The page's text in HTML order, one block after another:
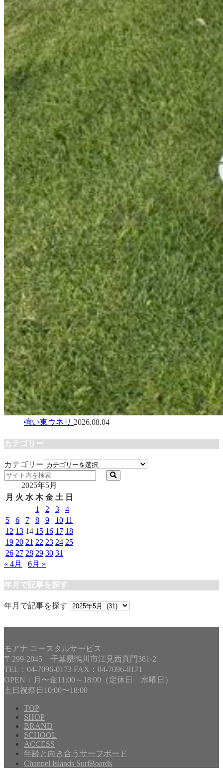
強い東ウネリ 2026.08.04
カテゴリー
カテゴリー
2025年5月
月 火 水 木 金 土 日
1
2 3
4
5
6 7 8 9 10 11
12 13 14 15 16 17 18
19 20 21 22 23 24 25
26 27 28 29 30 31
« 4月
6月 »
年月で記事を探す
年月で記事を探す
モアナ コースタルサービス
〒299-2845 千葉県鴨川市江見西真門381-2
TEL：04-7096-0173 FAX：04-7096-0171
OPEN：月〜金11:00～18:00（定休日 水曜日）
土日祝祭日10:00〜18:00
TOP
SHOP
BRAND
SCHOOL
ACCESS
年齢と向き合うサーフボード
Channel Islands SurfBoards